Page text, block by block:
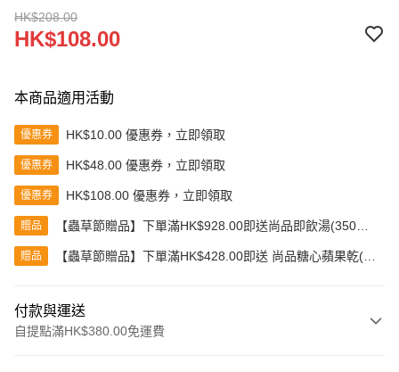
HK$208.00
HK$108.00
本商品適用活動
優惠券 HK$10.00 優惠券，立即領取
優惠券 HK$48.00 優惠券，立即領取
優惠券 HK$108.00 優惠券，立即領取
贈品
【蟲草節贈品】下單滿HK$928.00即送尚品即飲湯(350克)
贈品
【蟲草節贈品】下單滿HK$428.00即送 尚品糖心蘋果乾(80
付款與運送
自提點滿HK$380.00免運費